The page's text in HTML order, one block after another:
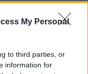
My Personal
to third parties, or
information for
di laboratorio in
lo